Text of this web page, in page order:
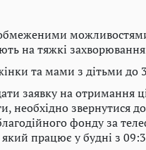
можливостями
на тяжкі
та мами з дітьми до
заявку на отримання
необхідно звернутися
фонду за
працює у будні з